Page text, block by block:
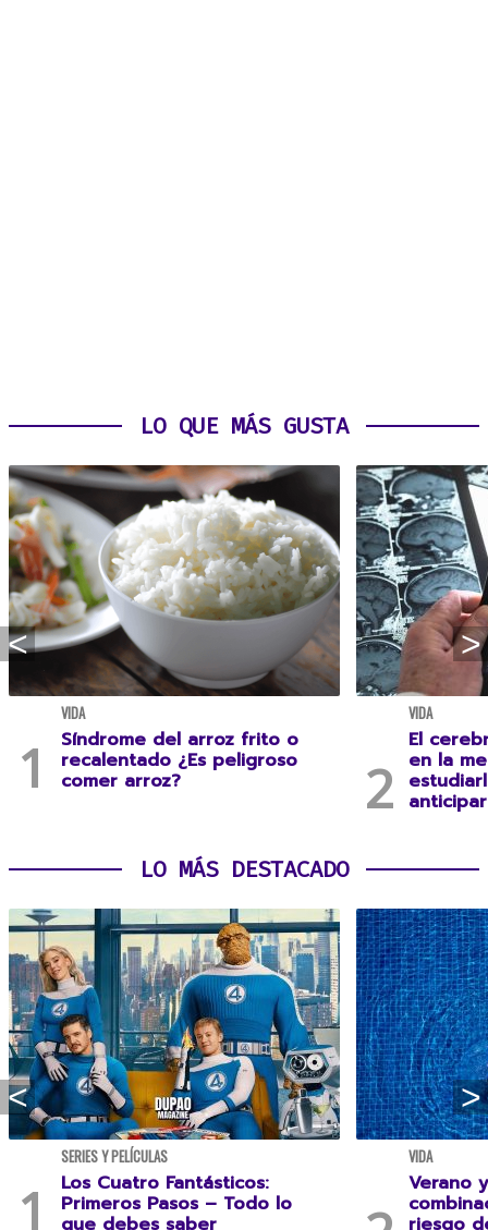
LO QUE MÁS GUSTA
VIDA
Síndrome del arroz frito o
recalentado ¿Es peligroso
comer arroz?
VIDA
El
en la
LO MÁS DESTACADO
SERIES Y PELÍCULAS
Los Cuatro Fantásticos:
Primeros Pasos – Todo lo
que debes saber
VIDA
Verano
riesgo